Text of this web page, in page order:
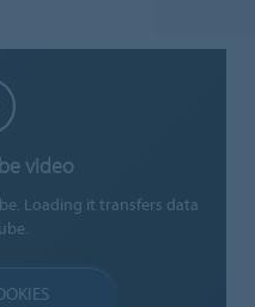
video
Loading it transfers data